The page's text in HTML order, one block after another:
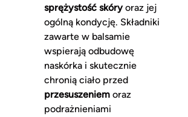
sprężystość skóryoraz jej
ogólną kondycję. Składniki
zawarte w balsamie
wspierają odbudowę
naskórka i skutecznie
chronią ciało przed
przesuszeniemoraz
podrażnieniami